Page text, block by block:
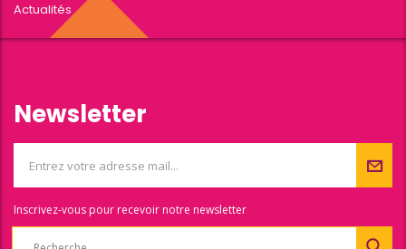
Actualités
Newsletter
Inscrivez-vous pour recevoir notre newsletter